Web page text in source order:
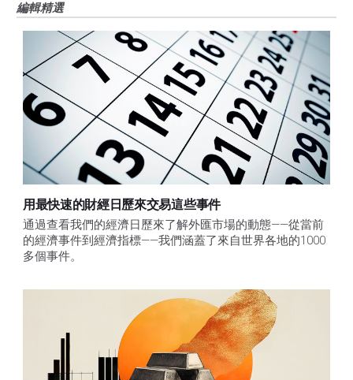
編輯精選
用最快速的財經日歷來交易這些事件
通過查看我們的經濟日歷來了解外匯市場的動態——從當前
的經濟事件到經濟指標——我們涵蓋了來自世界各地的1000
多個事件。